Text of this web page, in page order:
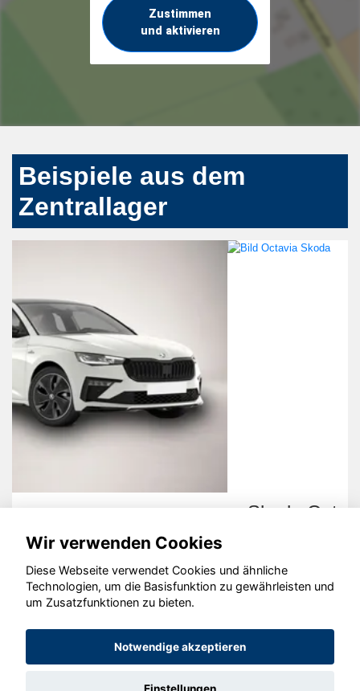
Zustimmen
und aktivieren
Beispiele aus dem
Zentrallager
© konjunkturmotor.de GmbH 2020 - 2026
Wir verwenden Cookies
Diese Webseite verwendet Cookies und ähnliche
Technologien, um die Basisfunktion zu gewährleisten und
um Zusatzfunktionen zu bieten.
Notwendige akzeptieren
Einstellungen